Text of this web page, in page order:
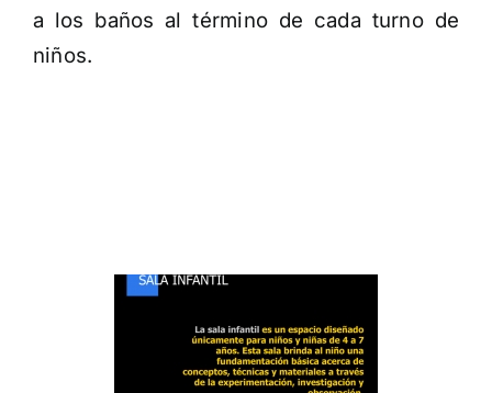
a los baños al término de cada turno de
niños.